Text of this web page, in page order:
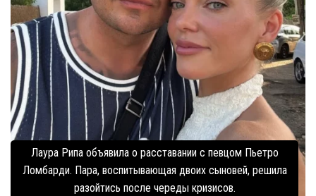
Лаура Рипа объявила о расставании с певцом Пьетро
Ломбарди. Пара, воспитывающая двоих сыновей, решила
разойтись после череды кризисов.